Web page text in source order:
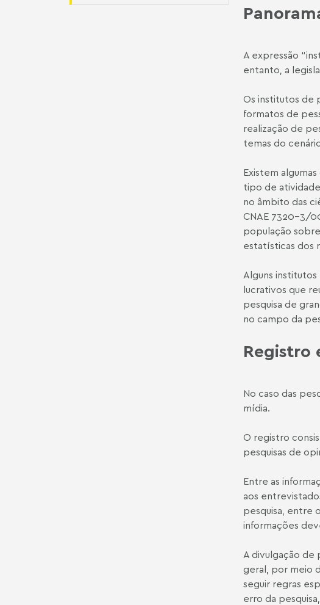
A expressão
entanto, a
Os institutos de
formatos de
realização de
temas do
Existem
tipo de
no âmbito das
CNAE 7320-3/
população
estatísticas dos
Alguns institutos
lucrativos que
pesquisa de
no campo da
Registro
No caso das
mídia.
O registro
pesquisas de
Entre as
aos
pesquisa, entre
informações
A divulgação de
geral, por meio
seguir regras
erro da